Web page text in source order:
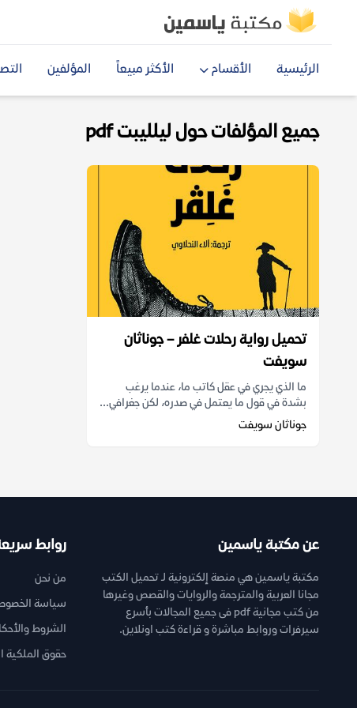
الرئيسية الأقسام الأكثر مبيعاً المؤلفين
جميع المؤلفات حول ليلليبت pdf
تحميل رواية رحلات غلفر – جوناثان
سويفت
ما الذي يجري في عقل كاتب ما، عندما يرغب
بشدة في قول ما يعتمل في صدره، لكن جغرافي...
جوناثان سويفت
عن مكتبة ياسمين
مكتبة ياسمين هي منصة إلكترونية لـ تحميل الكتب
مجانا العربية والمترجمة والروايات والقصص وغيرها
من كتب مجانية pdf فى جميع المجالات بأسرع
سيرفرات وروابط مباشرة و قراءة كتب اونلاين.
روابط
من نحن
سياسة
الشروط
حقوق الملكية